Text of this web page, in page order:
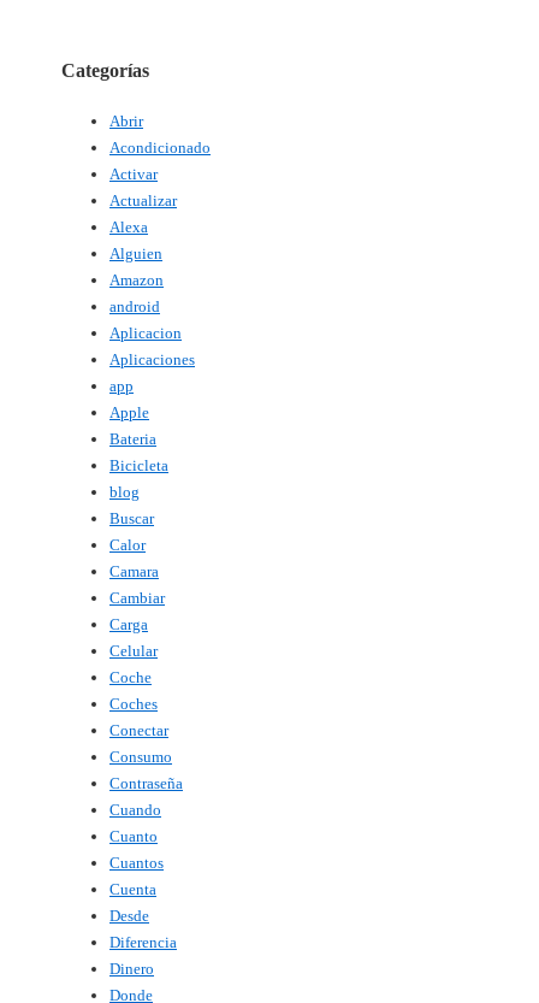
Categorías
Abrir
Acondicionado
Activar
Actualizar
Alexa
Alguien
Amazon
android
Aplicacion
Aplicaciones
app
Apple
Bateria
Bicicleta
blog
Buscar
Calor
Camara
Cambiar
Carga
Celular
Coche
Coches
Conectar
Consumo
Contraseña
Cuando
Cuanto
Cuantos
Cuenta
Desde
Diferencia
Dinero
Donde